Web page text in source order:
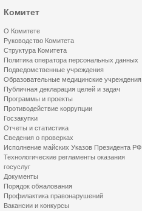
Комитет
О Комитете
Руководство Комитета
Структура Комитета
Политика оператора персональных данных
Подведомственные учреждения
Образовательные медицинские учреждения
Публичная декларация целей и задач
Программы и проекты
Противодействие коррупции
Госзакупки
Отчеты и статистика
Сведения о проверках
Исполнение майских Указов Президента РФ
Технологические регламенты оказания
госуслуг
Документы
Порядок обжалования
Профилактика правонарушений
Вакансии и конкурсы